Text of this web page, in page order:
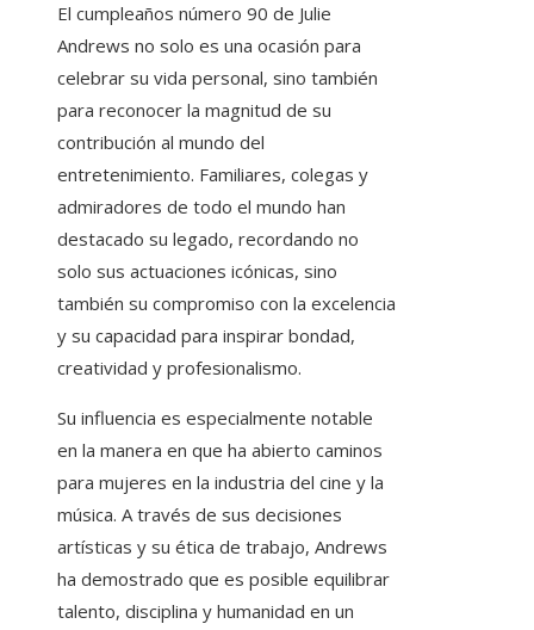
El cumpleaños número 90 de Julie
Andrews no solo es una ocasión para
celebrar su vida personal, sino también
para reconocer la magnitud de su
contribución al mundo del
entretenimiento. Familiares, colegas y
admiradores de todo el mundo han
destacado su legado, recordando no
solo sus actuaciones icónicas, sino
también su compromiso con la excelencia
y su capacidad para inspirar bondad,
creatividad y profesionalismo.
Su influencia es especialmente notable
en la manera en que ha abierto caminos
para mujeres en la industria del cine y la
música. A través de sus decisiones
artísticas y su ética de trabajo, Andrews
ha demostrado que es posible equilibrar
talento, disciplina y humanidad en un